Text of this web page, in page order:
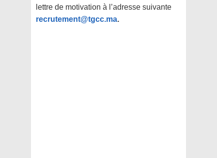
lettre de motivation à l’adresse suivante
recrutement@tgcc.ma.